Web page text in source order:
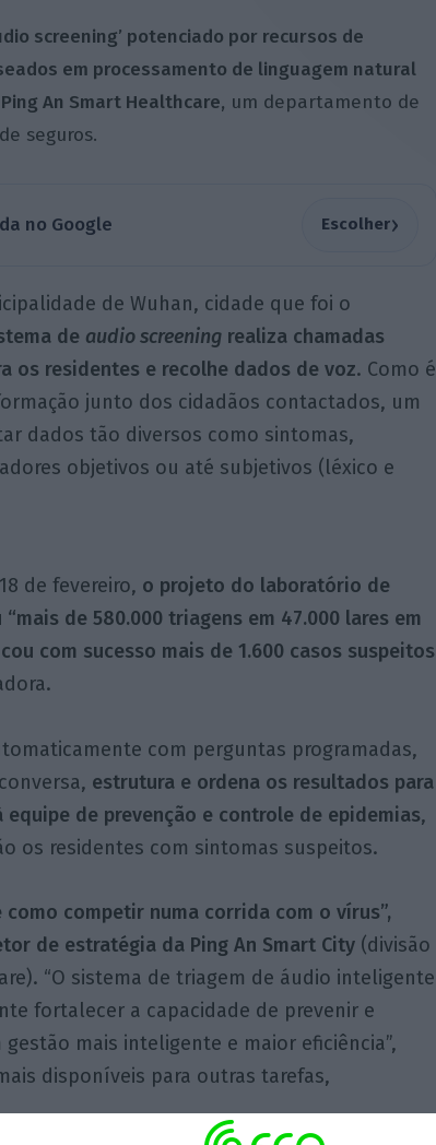
screening’ potenciado por recursos de
em processamento de linguagem natural
An Smart Healthcare, um departamento de
seguros.
no Google Escolher›
de Wuhan, cidade que foi o
de audio screeningrealiza chamadas
os residentes e recolhe dados de voz. Como é
junto dos cidadãos contactados, um
dados tão diversos como sintomas,
objetivos ou até subjetivos (léxico e
de fevereiro, o projeto do laboratório de
de 580.000 triagens em 47.000 lares em
com sucesso mais de 1.600 casos suspeitos
com perguntas programadas,
estrutura e ordena os resultados para
de prevenção e controle de epidemias,
os residentes com sintomas suspeitos.
competir numa corrida com o vírus”,
de estratégia da Ping An Smart City (divisão
“O sistema de triagem de áudio inteligente
fortalecer a capacidade de prevenir e
mais inteligente e maior eficiência”,
disponíveis para outras tarefas,